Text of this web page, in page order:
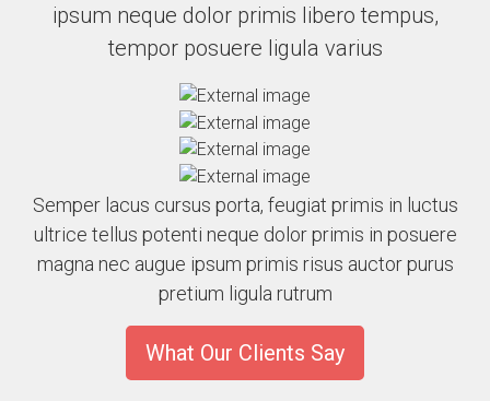
ipsum neque dolor primis libero tempus,
tempor posuere ligula varius
Semper lacus cursus porta, feugiat primis in luctus
ultrice tellus potenti neque dolor primis in posuere
magna nec augue ipsum primis risus auctor purus
pretium ligula rutrum
What Our Clients Say